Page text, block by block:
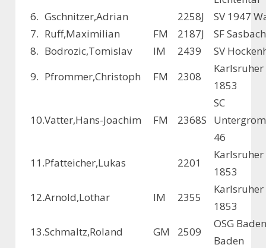
6. Gschnitzer,Adrian 2258J
SV 1947
7. Ruff,Maximilian FM 2187J
SF
8. Bodrozic,Tomislav IM 2439
SV
9. Pfrommer,Christoph FM 2308
Karlsruher
1853
10.Vatter,Hans-Joachim FM 2368S
SC
46
11.Pfatteicher,Lukas 2201
Karlsruher
1853
12.Arnold,Lothar IM 2355
Karlsruher
1853
13.Schmaltz,Roland GM 2509
OSG
Baden